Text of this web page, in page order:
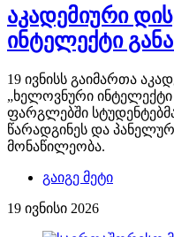
აკადემიური
ინტელექტი
19 ივნისს გაიმართა
„ხელოვნური
ფარგლებში
წარადგინეს და პანელურ
მონაწილეობა.
გაიგე მეტი
19 ივნისი 2026